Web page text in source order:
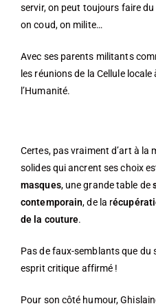
servir, on peut toujours faire
on coud, on milite…
Avec ses parents militants
les réunions de la Cellule
l’Humanité.
Certes, pas vraiment d’art à la
solides qui ancrent ses choix
masques, une grande table de
contemporain, de la r
de la couture.
Pas de faux-semblants que du
esprit critique affirmé !
Pour son côté humour,